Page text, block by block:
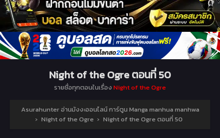
Night of the Ogre ตอนที่ 50
รายชื่อทุกตอนในเรื่อง Night of the Ogre
Asurahunter อ่านมังงะออนไลน์ การ์ตูน Manga manhua manhwa
› Night of the Ogre › Night of the Ogre ตอนที่ 50